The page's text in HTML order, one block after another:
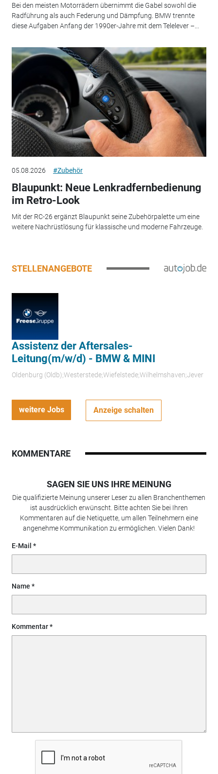
Bei den meisten Motorrädern übernimmt die Gabel sowohl die
Radführung als auch Federung und Dämpfung. BMW trennte
diese Aufgaben Anfang der 1990er-Jahre mit dem Telelever –...
05.08.2026 #Zubehör
Blaupunkt: Neue Lenkradfernbedienung
im Retro-Look
Mit der RC-26 ergänzt Blaupunkt seine Zubehörpalette um eine
weitere Nachrüstlösung für klassische und moderne Fahrzeuge.
STELLENANGEBOTE
Assistenz der Aftersales-
Leitung(m/w/d) - BMW & MINI
Oldenburg (Oldb);Westerstede;Wiefelstede;Wilhelmshaven;Jever
weitere Jobs Anzeige schalten
KOMMENTARE
SAGEN SIE UNS IHRE MEINUNG
Die qualifizierte Meinung unserer Leser zu allen Branchenthemen
ist ausdrücklich erwünscht. Bitte achten Sie bei Ihren
Kommentaren auf die Netiquette, um allen Teilnehmern eine
angenehme Kommunikation zu ermöglichen. Vielen Dank!
E-Mail
Name
Kommentar